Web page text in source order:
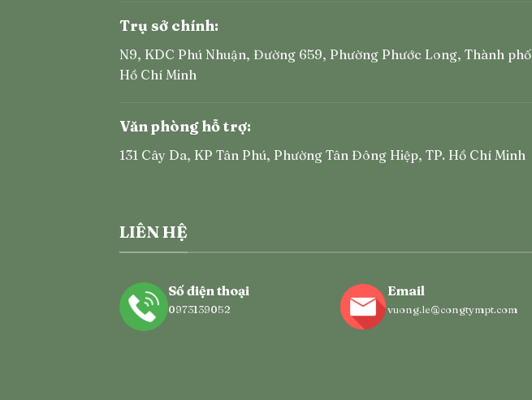
Trụ sở chính:
N9, KDC Phú Nhuận, Đường 659, Phường Phước Long, Thành phố
Hồ Chí Minh
Văn phòng hỗ trợ:
131 Cây Da, KP Tân Phú, Phường Tân Đông Hiệp, TP. Hồ Chí Minh
LIÊN HỆ
Số điện thoại
0973139052
Email
vuong.le@congtympt.com